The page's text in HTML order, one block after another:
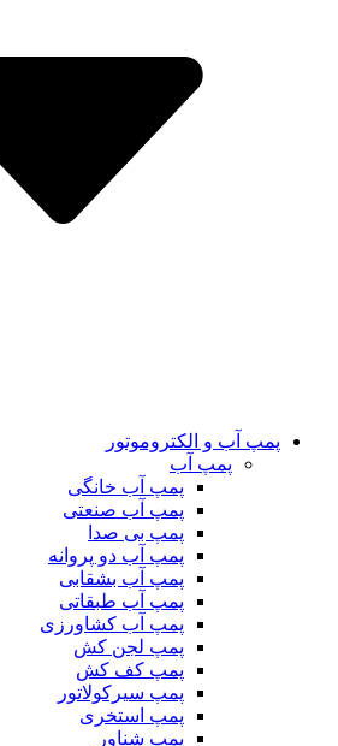
پمپ آب و الکتروموتور
پمپ آب
پمپ آب خانگی
پمپ آب صنعتی
پمپ بی صدا
پمپ آب دو پروانه
پمپ آب بشقابی
پمپ آب طبقاتی
پمپ آب کشاورزی
پمپ لجن کش
پمپ کف کش
پمپ سیرکولاتور
پمپ استخری
پمپ شناور